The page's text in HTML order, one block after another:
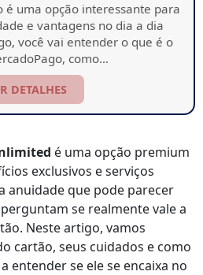
é uma opção interessante para
e vantagens no dia a dia
você vai entender o que é o
como…
DETALHES
é uma opção premium
exclusivos e serviços
anuidade que pode parecer
se realmente vale a
Neste artigo, vamos
cartão, seus cuidados e como
entender se ele se encaixa no